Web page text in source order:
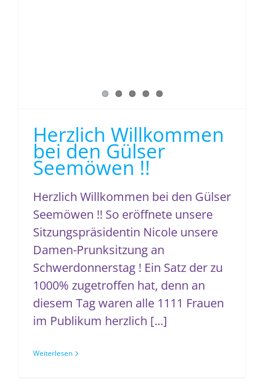
Herzlich Willkommen
bei den Gülser
Seemöwen !!
Herzlich Willkommen bei den Gülser
Seemöwen !! So eröffnete unsere
Sitzungspräsidentin Nicole unsere
Damen-Prunksitzung an
Schwerdonnerstag ! Ein Satz der zu
1000% zugetroffen hat, denn an
diesem Tag waren alle 1111 Frauen
im Publikum herzlich [...]
Weiterlesen